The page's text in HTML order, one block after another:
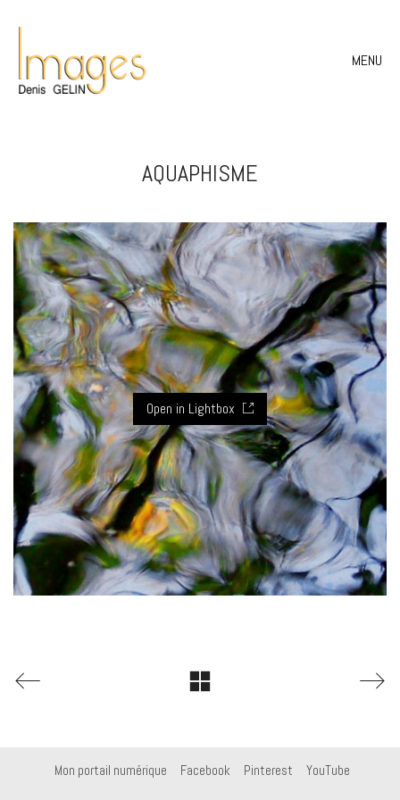
MENU
AQUAPHISME
Open in Lightbox
Mon portail numérique Facebook Pinterest YouTube